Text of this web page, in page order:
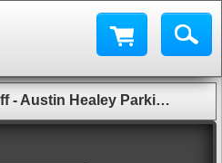
Schild aus Kunststoff - Austin Healey Parking Only - Gr. ca. 40 x 30 cm - 303069